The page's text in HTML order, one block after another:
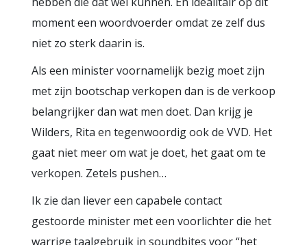
moment een woordvoerder omdat ze zelf dus
niet zo sterk daarin is.
Als een minister voornamelijk bezig moet zijn
met zijn bootschap verkopen dan is de verkoop
belangrijker dan wat men doet. Dan krijg je
Wilders, Rita en tegenwoordig ook de VVD. Het
gaat niet meer om wat je doet, het gaat om te
verkopen. Zetels pushen…
Ik zie dan liever een capabele contact
gestoorde minister met een voorlichter die het
warrige taalgebruik in soundbites voor “het